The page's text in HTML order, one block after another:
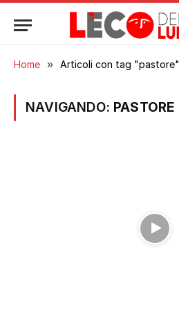
Home » Articoli con tag "pastore"
NAVIGANDO: PASTORE